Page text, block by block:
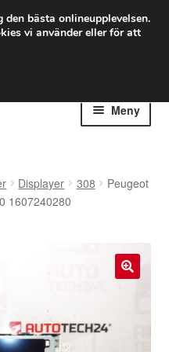
75 kr
frakt
Meny
Displayer 308
Peugeot
1607240280
bästa onlineupplevelsen.
vi använder eller för att